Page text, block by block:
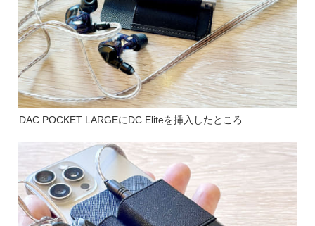
DAC POCKET LARGEにDC Eliteを挿入したところ